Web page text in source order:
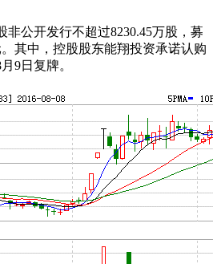
非公开发行不超过8230.45万股，募
其中，控股股东能翔投资承诺认购
9日复牌。